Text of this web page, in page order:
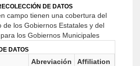
DE DATOS
campo tienen una cobertura del
de los Gobiernos Estatales y del
los Gobiernos Municipales
DATOS
Abreviación
Affiliation